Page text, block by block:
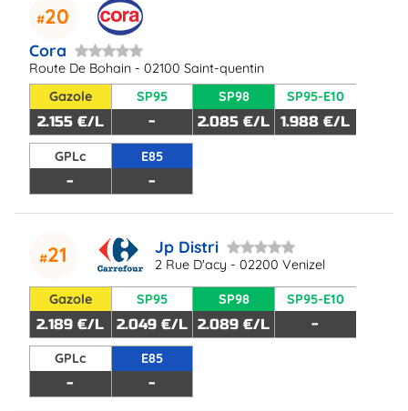
20
Cora
Route De Bohain - 02100 Saint-quentin
Gazole
2.155 €/L
SP95
-
SP98
2.085 €/L
SP95-E10
1.988 €/L
GPLc
-
E85
-
21 Jp Distri
2 Rue D'acy - 02200 Venizel
Gazole
2.189 €/L
SP95
2.049 €/L
SP98
2.089 €/L
SP95-E10
-
GPLc
-
E85
-